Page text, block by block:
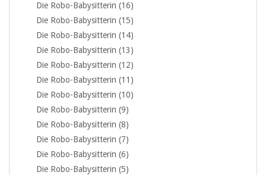
Die Robo-Babysitterin (16)
Die Robo-Babysitterin (15)
Die Robo-Babysitterin (14)
Die Robo-Babysitterin (13)
Die Robo-Babysitterin (12)
Die Robo-Babysitterin (11)
Die Robo-Babysitterin (10)
Die Robo-Babysitterin (9)
Die Robo-Babysitterin (8)
Die Robo-Babysitterin (7)
Die Robo-Babysitterin (6)
Die Robo-Babysitterin (5)